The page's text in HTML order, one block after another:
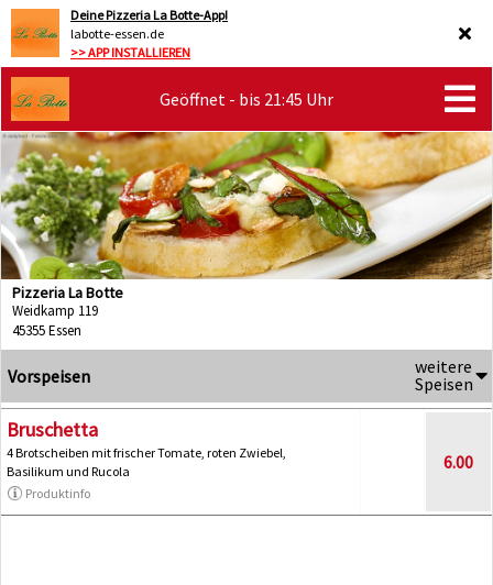
Deine Pizzeria La Botte-App!
labotte-essen.de
>> APP INSTALLIEREN
Geöffnet - bis 21:45 Uhr
Pizzeria La Botte
Weidkamp 119
45355 Essen
Vorspeisen
weitere
Speisen
Bruschetta
4 Brotscheiben mit frischer Tomate, roten Zwiebel,
Basilikum und Rucola
Produktinfo
6.00